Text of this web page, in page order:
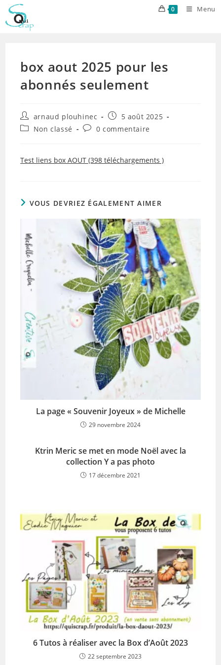
Skip
content
0 Menu
box aout 2025 pour les
abonnés seulement
Auteur/autrice
de
la
arnaud plouhinec
Publication
publiée :
5 août 2025
PostNon classé
Commentaires
publication :
0 commentaire
Test liens box AOUT (398 téléchargements )
VOUS DEVRIEZ ÉGALEMENT AIMER
La page « Souvenir Joyeux » de Michelle
29 novembre 2024
Ktrin Meric se met en mode Noël avec la
collection Y a pas photo
17 décembre 2021
6 Tutos à réaliser avec la Box d’Août 2023
22 septembre 2023